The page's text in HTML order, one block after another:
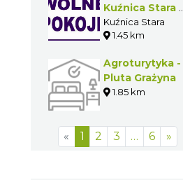
Kuźnica Stara -
Gmina Poraj
Kuźnica Stara
1.45 km
Agroturytyka -
Pluta Grażyna
1.85 km
« 1 2 3 … 6 »